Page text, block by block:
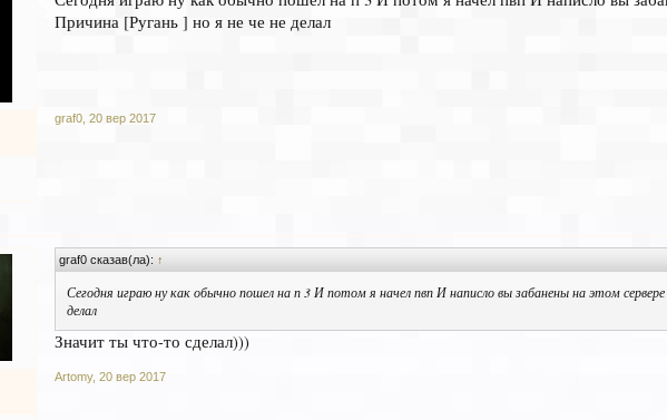
Причина [Ругань ] но я не че не делал
graf0, 20 вер 2017
graf0 сказав(ла): ↑
Сегодня играю ну как обычно пошел на п 3 И потом я начел пвп И написло вы забанены на этом
делал
Значит ты что-то сделал)))
Artomy, 20 вер 2017